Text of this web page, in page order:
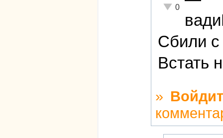
Неадекватно!
0
Сбили с
Встать
»